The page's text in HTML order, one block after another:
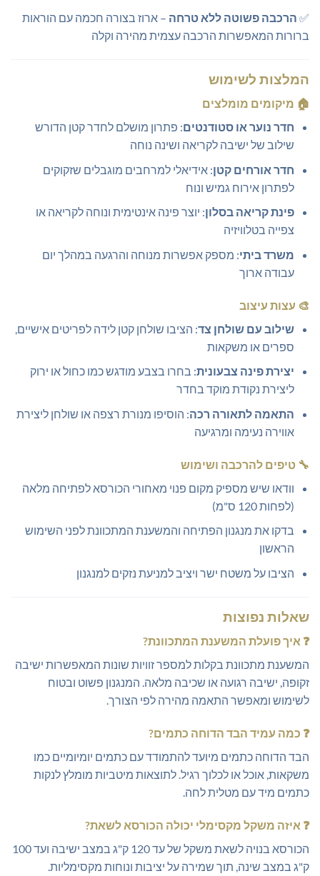
✅ הרכבה פשוטה ללא טרחה – ארוז בצורה חכמה עם הוראות
ברורות המאפשרות הרכבה עצמית מהירה וקלה
המלצות לשימוש
🏠 מיקומים מומלצים
חדר נוער או סטודנטים: פתרון מושלם לחדר קטן הדורש
שילוב של ישיבה לקריאה ושינה נוחה
חדר אורחים קטן: אידיאלי למרחבים מוגבלים שזקוקים
לפתרון אירוח גמיש ונוח
פינת קריאה בסלון: יוצר פינה אינטימית ונוחה לקריאה או
צפייה בטלוויזיה
משרד ביתי: מספק אפשרות מנוחה והרגעה במהלך יום
עבודה ארוך
🎨 עצות עיצוב
שילוב עם שולחן צד: הציבו שולחן קטן לידה לפריטים אישיים,
ספרים או משקאות
יצירת פינה צבעונית: בחרו בצבע מודגש כמו כחול או ירוק
ליצירת נקודת מוקד בחדר
התאמה לתאורה רכה: הוסיפו מנורת רצפה או שולחן ליצירת
אווירה נעימה ומרגיעה
🔧 טיפים להרכבה ושימוש
וודאו שיש מספיק מקום פנוי מאחורי הכורסא לפתיחה מלאה
(לפחות 120 ס"מ)
בדקו את מנגנון הפתיחה והמשענת המתכוונת לפני השימוש
הראשון
הציבו על משטח ישר ויציב למניעת נזקים למנגנון
שאלות נפוצות
❓ איך פועלת המשענת המתכוונת?
המשענת מתכוונת בקלות למספר זוויות שונות המאפשרות ישיבה
זקופה, ישיבה רגועה או שכיבה מלאה. המנגנון פשוט ובטוח
לשימוש ומאפשר התאמה מהירה לפי הצורך.
❓ כמה עמיד הבד הדוחה כתמים?
הבד הדוחה כתמים מיועד להתמודד עם כתמים יומיומיים כמו
משקאות, אוכל או לכלוך רגיל. לתוצאות מיטביות מומלץ לנקות
כתמים מיד עם מטלית לחה.
❓ איזה משקל מקסימלי יכולה הכורסא לשאת?
הכורסא בנויה לשאת משקל של עד 120 ק"ג במצב ישיבה ועד 100
ק"ג במצב שינה, תוך שמירה על יציבות ונוחות מקסימליות.